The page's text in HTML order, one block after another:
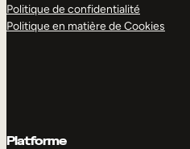
Politique de confidentialité
Politique en matière de Cookies
Platforme